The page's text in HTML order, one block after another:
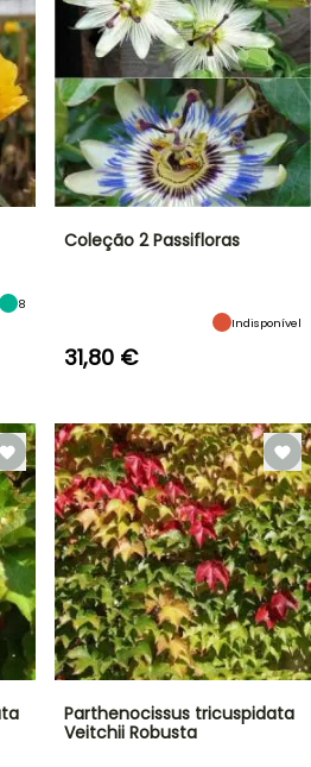
8
Coleção 2 Passifloras
Indisponível
31,80 €
Parthenocissus tricuspidata
Veitchii Robusta